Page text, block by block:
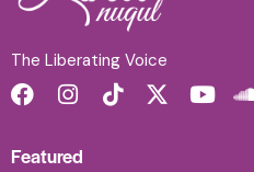
The Liberating Voice
Featured